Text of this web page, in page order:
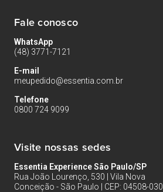
Fale conosco
WhatsApp
(48) 3771-7121
E-mail
meupedido@essentia.com.br
Telefone
0800 724 9099
Visite nossas sedes
Essentia Experience São Paulo/SP
Rua João Lourenço, 530 | Vila Nova
Conceição - São Paulo | CEP: 04508-030